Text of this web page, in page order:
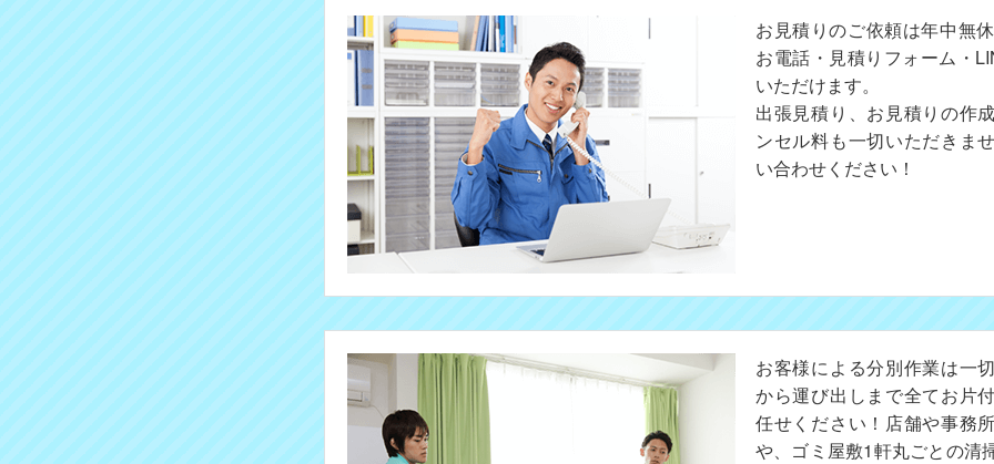
お見積りのご依頼は年中無
お電話・見積りフォーム・
いただけます。
出張見積り、お見積りの作
ンセル料も一切いただきま
い合わせください！
お客様による分別作業は一
から運び出しまで全てお片
任せください！店舗や事務
や、ゴミ屋敷1軒丸ごとの清